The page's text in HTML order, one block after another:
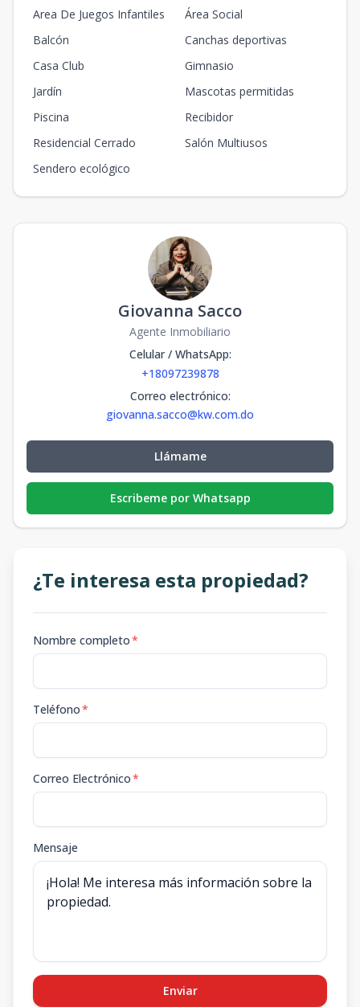
Area De Juegos Infantiles
Área Social
Balcón
Canchas deportivas
Casa Club
Gimnasio
Jardín
Mascotas permitidas
Piscina
Recibidor
Residencial Cerrado
Salón Multiusos
Sendero ecológico
Giovanna Sacco
Agente Inmobiliario
Celular / WhatsApp:
+18097239878
Correo electrónico:
giovanna.sacco@kw.com.do
Llámame
Escribeme por Whatsapp
¿Te interesa esta propiedad?
Nombre completo*
Teléfono*
Correo Electrónico*
Mensaje
Enviar